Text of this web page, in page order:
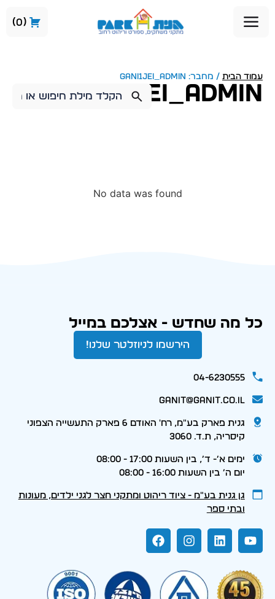
0
עמוד הבית / מחבר: gani1jei_admin
gani1jei_admin
No data was found
כל מה שחדש - אצלכם במייל
הירשמו לניוזלטר שלנו!
04-6230555
ganit@ganit.co.il
גנית פארק בע"מ, רח' האודם 6 פארק התעשייה הצפוני
קיסריה, ת.ד. 3060
ימים א׳- ד׳, בין השעות 17:00 - 08:00
יום ה׳ בין השעות 16:00 - 08:00
גן גנית בע״מ - ציוד ריהוט ומתקני חצר לגני ילדים, מעונות
ובתי ספר